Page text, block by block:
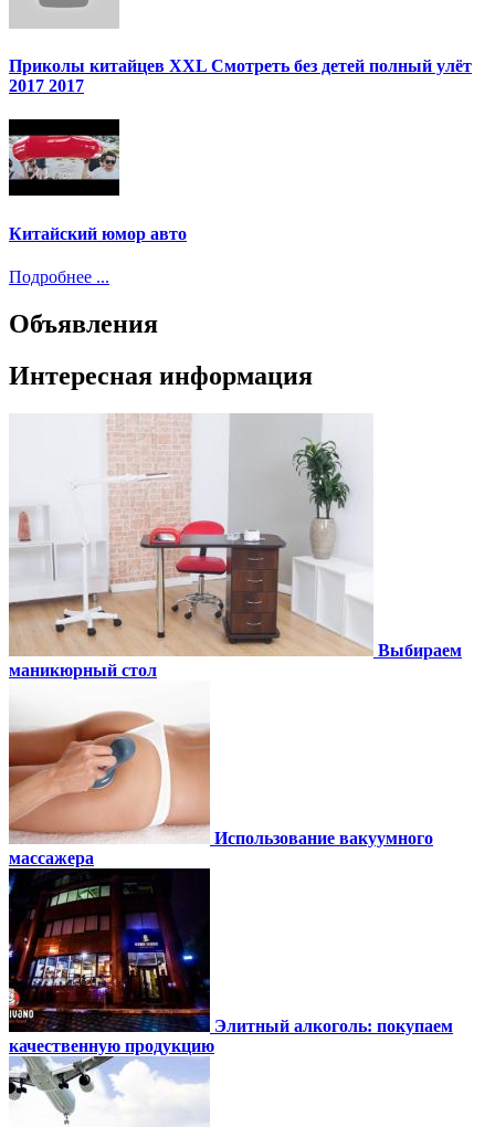
Приколы китайцев XXL Смотреть без детей полный улёт
2017 2017
Китайский юмор авто
Подробнее ...
Объявления
Интересная информация
Выбираем
маникюрный стол
Использование вакуумного
массажера
Элитный алкоголь: покупаем
качественную продукцию